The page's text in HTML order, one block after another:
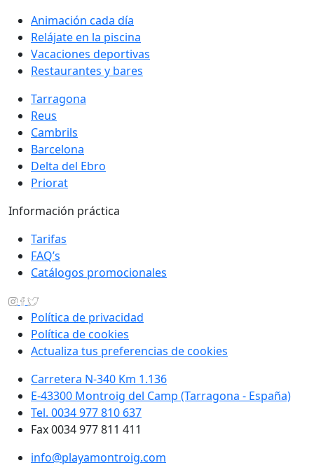
Animación cada día
Relájate en la piscina
Vacaciones deportivas
Restaurantes y bares
Tarragona
Reus
Cambrils
Barcelona
Delta del Ebro
Priorat
Información práctica
Tarifas
FAQ’s
Catálogos promocionales
Política de privacidad
Política de cookies
Actualiza tus preferencias de cookies
Carretera N-340 Km 1.136
E-43300 Montroig del Camp (Tarragona - España)
Tel. 0034 977 810 637
Fax 0034 977 811 411
info@playamontroig.com